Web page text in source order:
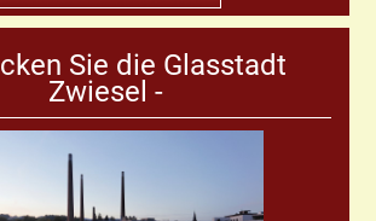
Sie die Glasstadt
Zwiesel -